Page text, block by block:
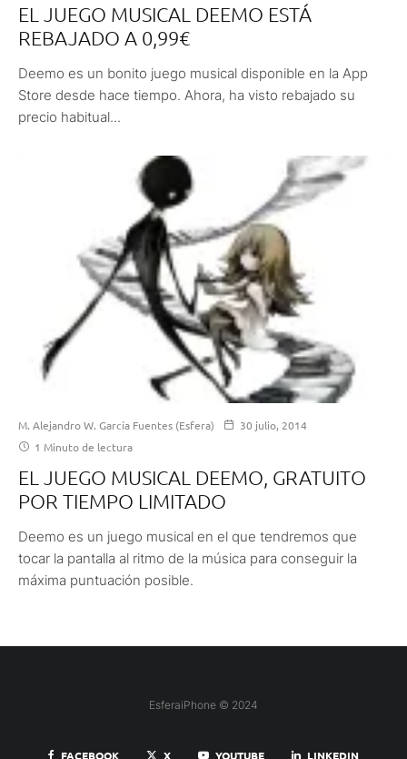
EL JUEGO MUSICAL DEEMO ESTÁ
REBAJADO A 0,99€
Deemo es un bonito juego musical disponible en la App
Store desde hace tiempo. Ahora, ha visto rebajado su
precio habitual...
M. Alejandro W. García Fuentes (Esfera)
30 julio, 2014
1 Minuto de lectura
EL JUEGO MUSICAL DEEMO, GRATUITO
POR TIEMPO LIMITADO
Deemo es un juego musical en el que tendremos que
tocar la pantalla al ritmo de la música para conseguir la
máxima puntuación posible.
EsferaiPhone © 2024
FACEBOOK X YOUTUBE LINKEDIN